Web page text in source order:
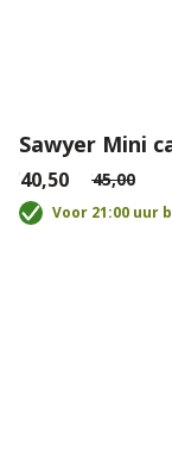
Sawyer Mini
€40,50 €45,00
Voor 21:00 uur